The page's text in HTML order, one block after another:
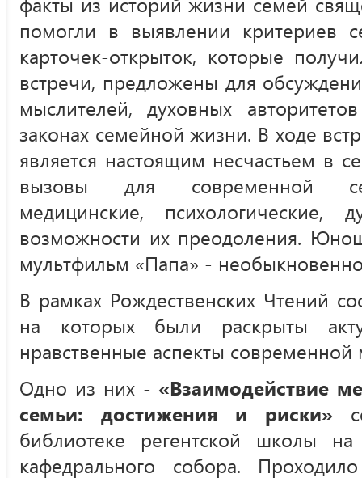
помогли в выявлении критериев
карточек-открыток, которые
встречи, предложены для
мыслителей, духовных
законах семейной жизни. В ходе
является настоящим несчастьем в
вызовы для современной
медицинские,
возможности их преодоления.
мультфильм «Папа» -
В рамках Рождественских Чтений
на которых были раскрыты
нравственные аспекты
Одно из них - «Взаимодействие
семьи: достижения и риски»
библиотеке регентской школы на
кафедрального собора.